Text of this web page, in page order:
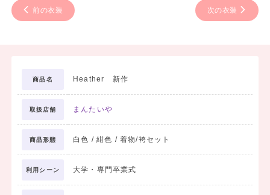
前の衣装 次の衣装
商品名 Heather 新作
取扱店舗 まんたいや
商品形態 白色 / 紺色 / 着物/袴セット
利用シーン 大学・専門卒業式